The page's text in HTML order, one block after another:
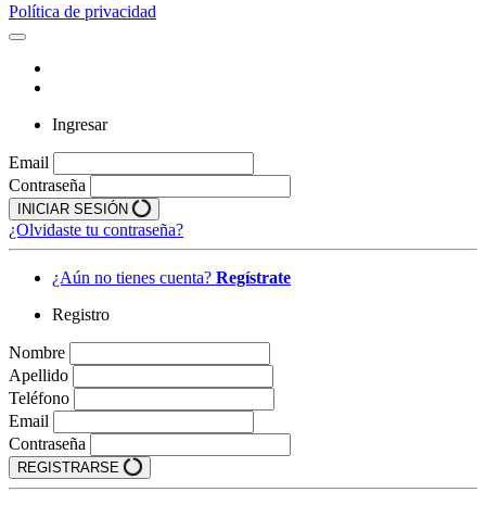
Política de privacidad
Ingresar
Email
Contraseña
INICIAR SESIÓN
¿Olvidaste tu contraseña?
¿Aún no tienes cuenta? Regístrate
Registro
Nombre
Apellido
Teléfono
Email
Contraseña
REGISTRARSE